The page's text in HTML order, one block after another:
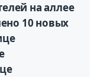
на аллее
10 новых